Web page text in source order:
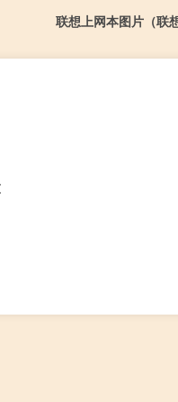
联想上网本图片（联